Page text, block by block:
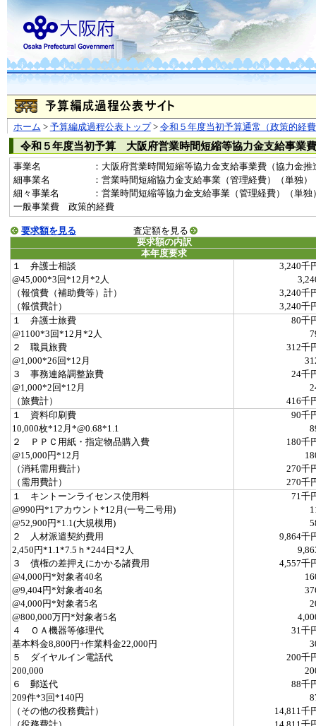
ホーム > 予算編成過程公表トップ> 令和５年度当初予算通常（政策的経
令和５年度当初予算 大阪府営業時間短縮等協力金支給事業
事業名
：大阪府営業時間短縮等協力金支給事業費（協力金推
細事業名
：営業時間短縮協力金支給事業（管理経費）（単独）
細々事業名
：営業時間短縮等協力金支給事業（管理経費）（単独
一般事業費 政策的経費
要求額を見る
査定額を見る
要求額の内訳
本年度要求
１ 弁護士相談
3,240千
@45,000*3回*12月*2人
（報償費（補助費等）計）
3,240千
（報償費計）
3,240千
１ 弁護士旅費
80千
@1100*3回*12月*2人
２ 職員旅費
312千
@1,000*26回*12月
３ 事務連絡調整旅費
24千
@1,000*2回*12月
（旅費計）
416千
１ 資料印刷費
90千
10,000枚*12月*@0.68*1.1
２ ＰＰＣ用紙・指定物品購入費
180千
@15,000円*12月
（消耗需用費計）
270千
（需用費計）
270千
１ キントーンライセンス使用料
71千
@990円*1アカウント*12月(一号二号用)
@52,900円*1.1(大規模用)
２ 人材派遣契約費用
9,864千
2,450円*1.1*7.5ｈ*244日*2人
３ 債権の差押えにかかる諸費用
4,557千
@4,000円*対象者40名
@9,404円*対象者40名
@4,000円*対象者5名
@800,000万円*対象者5名
４ ＯＡ機器等修理代
31千
基本料金8,800円+作業料金22,000円
５ ダイヤルイン電話代
200千
200,000
６ 郵送代
88千
209件*3回*140円
（その他の役務費計）
14,811千